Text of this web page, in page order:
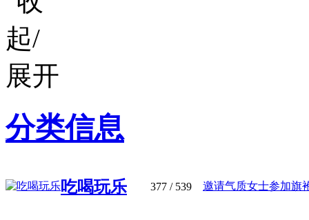
分类信息
吃喝玩乐 377 / 539 邀请气质女士参加旗